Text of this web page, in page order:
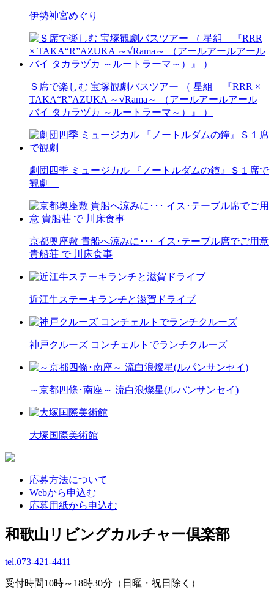
伊勢神宮めぐり
Ｓ席で楽しむ 宝塚観劇バスツアー （ 星組 『RRR ×
TAKA“R”AZUKA ～√Rama～ （アールアールアール
バイ タカラヅカ ～ルートラーマ～）』 ）
劇団四季 ミュージカル 『ノートルダムの鐘』Ｓ１席で
観劇
京都奥座敷 貴船へ涼みに･･･ イス･テーブル席でご用意
貴船荘 で 川床食事
近江牛ステーキランチと滋賀ドライブ
神戸クルーズ コンチェルトでランチクルーズ
～京都四條･南座～ 流白浪燦星(ルパンサンセイ)
大塚国際美術館
応募方法について
Webから申込む
応募用紙から申込む
和歌山リビングカルチャー倶楽部
tel.073-421-4411
受付時間10時～18時30分（日曜・祝日除く）